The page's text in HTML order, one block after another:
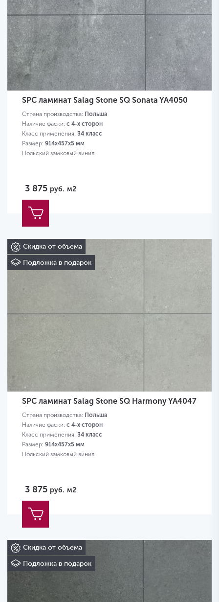
SPC ламинат Salag Stone SQ Sonata YA4050
Страна производства: Польша
Наличие фаски: с 4-х сторон
Класс применения: 34 класс
Размер: 914х457х5 мм
Польский замковый винил
3 875 руб. м2
Скидка от объема
Подложка в подарок
SPC ламинат Salag Stone SQ Harmony YA4047
Страна производства: Польша
Наличие фаски: с 4-х сторон
Класс применения: 34 класс
Размер: 914х457х5 мм
Польский замковый винил
3 875 руб. м2
Скидка от объема
Подложка в подарок